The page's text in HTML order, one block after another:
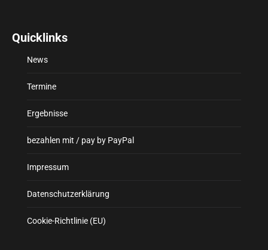
Quicklinks
News
Termine
Ergebnisse
bezahlen mit / pay by PayPal
Impressum
Datenschutzerklärung
Cookie-Richtlinie (EU)